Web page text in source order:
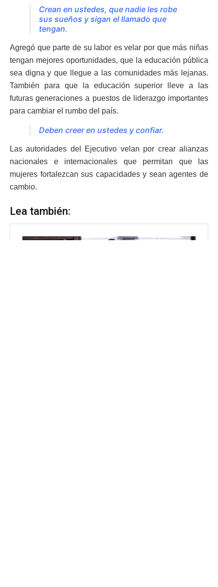
Crean en ustedes, que nadie les robe
sus sueños y sigan el llamado que
tengan.
Agregó que parte de su labor es velar por que más niñas
tengan mejores oportunidades, que la educación pública
sea digna y que llegue a las comunidades más lejanas.
También para que la educación superior lleve a las
futuras generaciones a puestos de liderazgo importantes
para cambiar el rumbo del país.
Deben creer en ustedes y confiar.
Las autoridades del Ejecutivo velan por crear alianzas
nacionales e internacionales que permitan que las
mujeres fortalezcan sus capacidades y sean agentes de
cambio.
Lea también: